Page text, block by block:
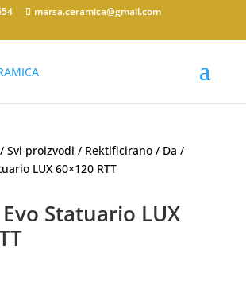
marsa.ceramica@gmail.com
/Svi proizvodi / Rektificirano / Da /
LUX 60×120 RTT
Statuario LUX